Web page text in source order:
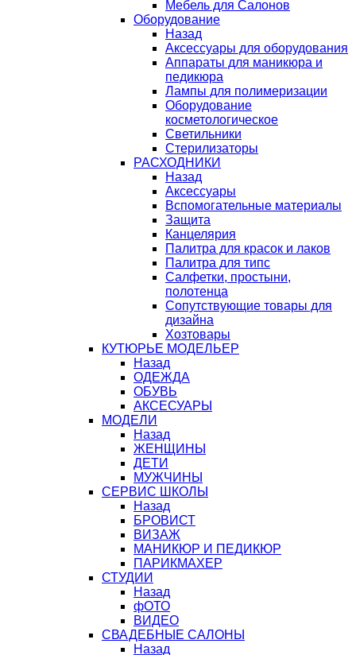
Мебель для Салонов
Оборудование
Назад
Аксессуары для оборудования
Аппараты для маникюра и
педикюра
Лампы для полимеризации
Оборудование
косметологическое
Светильники
Стерилизаторы
РАСХОДНИКИ
Назад
Аксессуары
Вспомогательные материалы
Защита
Канцелярия
Палитра для красок и лаков
Палитра для типс
Салфетки, простыни,
полотенца
Сопутствующие товары для
дизайна
Хозтовары
КУТЮРЬЕ МОДЕЛЬЕР
Назад
ОДЕЖДА
ОБУВЬ
АКСЕСУАРЫ
МОДЕЛИ
Назад
ЖЕНЩИНЫ
ДЕТИ
МУЖЧИНЫ
СЕРВИС ШКОЛЫ
Назад
БРОВИСТ
ВИЗАЖ
МАНИКЮР И ПЕДИКЮР
ПАРИКМАХЕР
СТУДИИ
Назад
фОТО
ВИДЕО
СВАДЕБНЫЕ САЛОНЫ
Назад